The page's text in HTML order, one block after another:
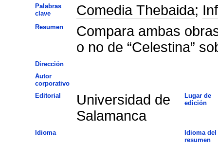
Palabras
clave
Comedia Thebaida;
Resumen
Compara ambas
o no de “Celestina”
Dirección
Autor
corporativo
Editorial
Universidad de
Salamanca
Lugar de
edición
Idioma
Idioma del
resumen